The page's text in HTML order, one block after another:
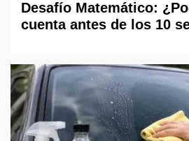
Desafío Matemático:
cuenta antes de los 10